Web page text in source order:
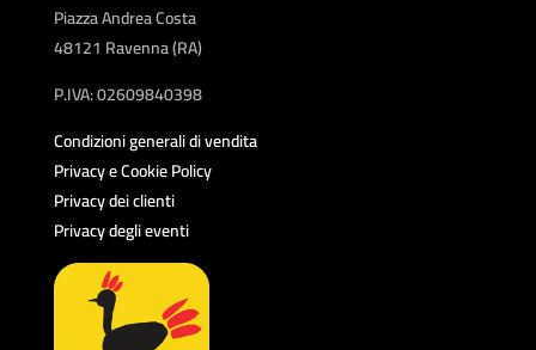
Piazza Andrea Costa
48121 Ravenna (RA)
P.IVA: 02609840398
Condizioni generali di vendita
Privacy e Cookie Policy
Privacy dei clienti
Privacy degli eventi